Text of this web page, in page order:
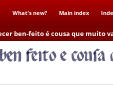
What's new? Main index
ben-feito é cousa que muito